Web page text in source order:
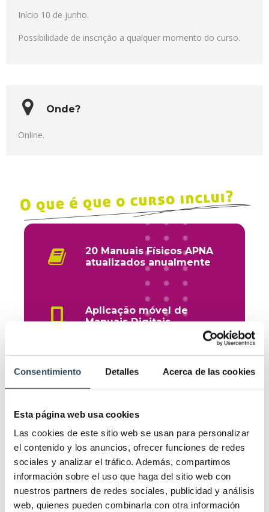
Consentimiento Detalles Acerca de las cookies
Esta página web usa cookies
Las cookies de este sitio web se usan para personalizar
el contenido y los anuncios, ofrecer funciones de redes
sociales y analizar el tráfico. Además, compartimos
información sobre el uso que haga del sitio web con
nuestros partners de redes sociales, publicidad y análisis
web, quienes pueden combinarla con otra información
Início 10 de junho.
Possibilidade de inscrição a qualquer momento do curso.
Onde?
Online.
20 Manuais Físicos APNA
atualizados anualmente
Aplicação móvel de
Manuais Digitais.
30 exames de simulação da
120 horas de aulas online ao
vivo + 120 horas de aulas
gravadas + plataforma
APNA TV com todas as
aulas
Tutoriais simulados e